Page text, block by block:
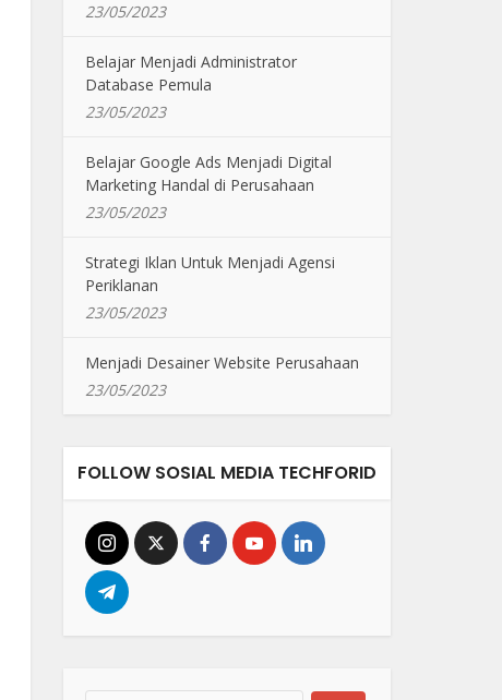
23/05/2023
Belajar Menjadi Administrator
Database Pemula
23/05/2023
Belajar Google Ads Menjadi Digital
Marketing Handal di Perusahaan
23/05/2023
Strategi Iklan Untuk Menjadi Agensi
Periklanan
23/05/2023
Menjadi Desainer Website Perusahaan
23/05/2023
FOLLOW SOSIAL MEDIA TECHFORID